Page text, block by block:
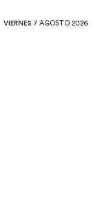
VIERNES 7 AGOSTO 2026